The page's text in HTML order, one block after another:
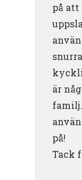
på att
är
på!
Tack